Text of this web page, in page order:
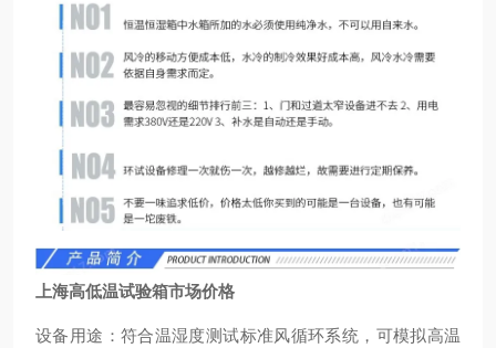
上海高低温试验箱市场价格
设备用途：符合温湿度测试标准风循环系统，可模拟高温